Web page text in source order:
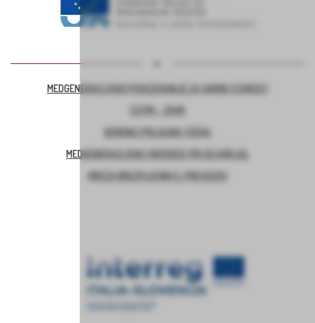
MEDGENERACIJSKO POVEZOVANJE ZA VARNO STAROST
ČUTIM – ŽIVIM
DEMENCI PRIJAZNA TOČKA
MEDGENERACIJSKO SREDIŠČE PRI OŠ HORJUL
MREŽA BREZPLAČNIH E-PREVOZOV